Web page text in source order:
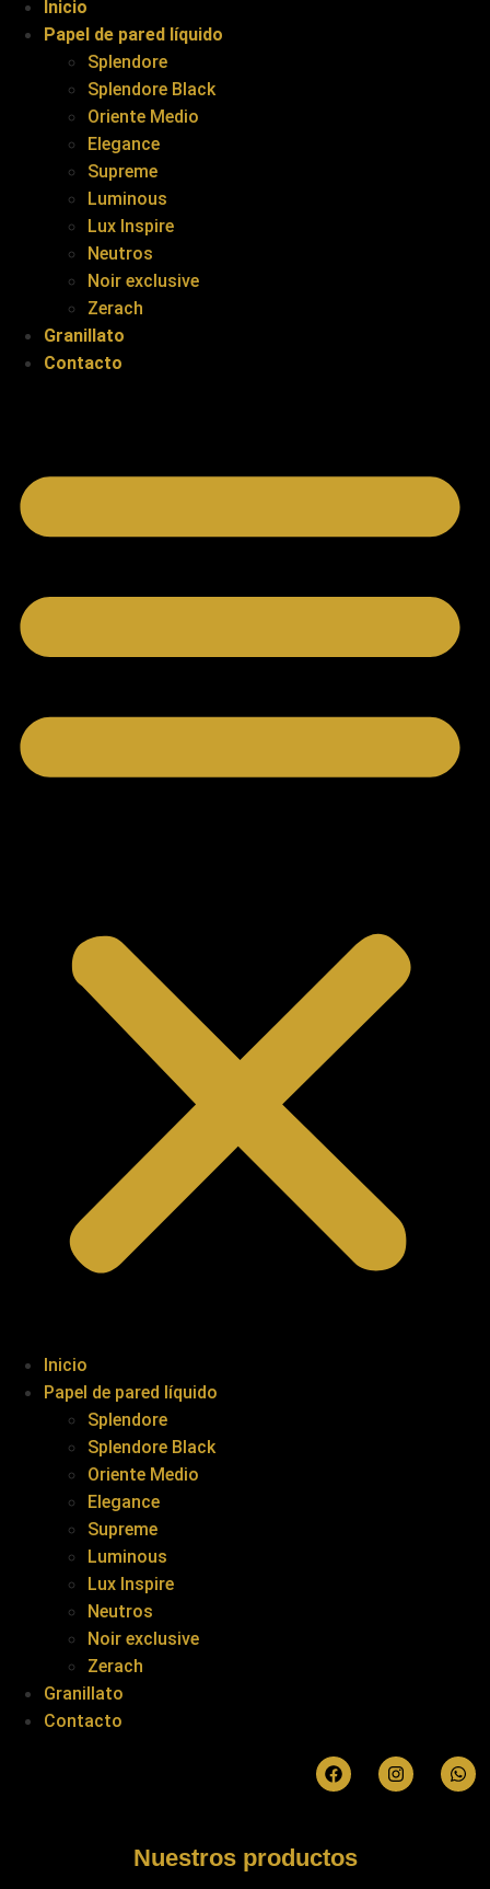
Inicio
Papel de pared líquido
Splendore
Splendore Black
Oriente Medio
Elegance
Supreme
Luminous
Lux Inspire
Neutros
Noir exclusive
Zerach
Granillato
Contacto
Inicio
Papel de pared líquido
Splendore
Splendore Black
Oriente Medio
Elegance
Supreme
Luminous
Lux Inspire
Neutros
Noir exclusive
Zerach
Granillato
Contacto
Nuestros productos